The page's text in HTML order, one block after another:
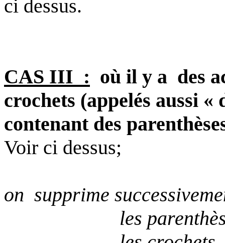
ci dessus.
CAS III : où il y a des
crochets (appelés aussi «
contenant des
Voir ci dessus;
on supprime
les